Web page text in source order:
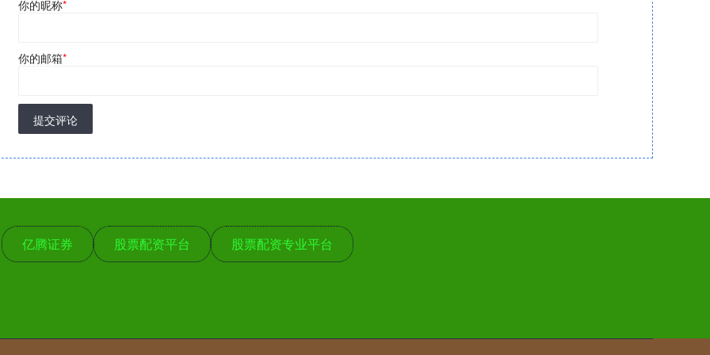
你的昵称*
你的邮箱*
提交评论
亿腾证券 股票配资平台 股票配资专业平台